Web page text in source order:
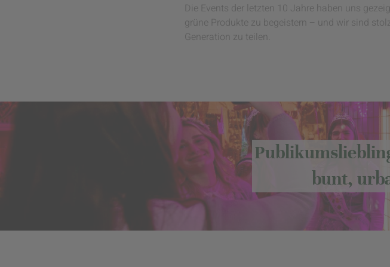
Die Events der letzten 10 Jahre haben uns
grüne Produkte zu begeistern – und wir sind
Generation zu teilen.
bunt,